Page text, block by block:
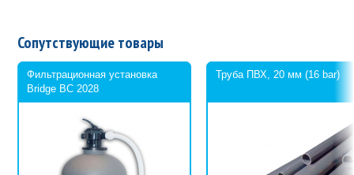
Сопутствующие товары
Фильтрационная установка
Bridge BC 2028
Труба ПВХ, 20 мм (16 bar)